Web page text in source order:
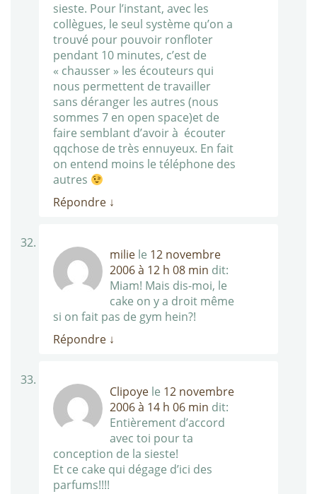
sieste. Pour l’instant, avec les
collègues, le seul système qu’on a
trouvé pour pouvoir ronfloter
pendant 10 minutes, c’est de
« chausser » les écouteurs qui
nous permettent de travailler
sans déranger les autres (nous
sommes 7 en open space)et de
faire semblant d’avoir à écouter
qqchose de très ennuyeux. En fait
on entend moins le téléphone des
autres
Répondre ↓
milie le 12 novembre
2006 à 12 h 08 min dit:
Miam! Mais dis-moi, le
cake on y a droit même
si on fait pas de gym hein?!
Répondre ↓
Clipoye le 12 novembre
2006 à 14 h 06 min dit:
Entièrement d’accord
avec toi pour ta
conception de la sieste!
Et ce cake qui dégage d’ici des
parfums!!!!